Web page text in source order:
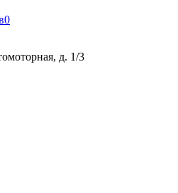
0
д. 1/3